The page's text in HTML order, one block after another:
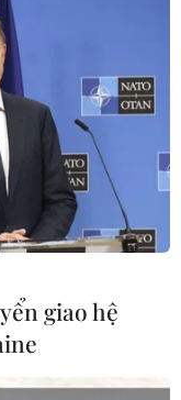
giao hệ